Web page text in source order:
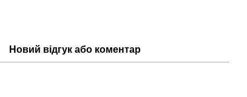
Новий відгук або коментар